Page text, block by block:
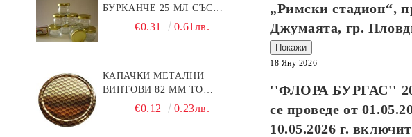
БУРКАНЧЕ 25 МЛ СЪС
ЗЛАТИСТА КАПАЧКА
€0.31 0.61лв.
КАПАЧКИ МЕТАЛНИ
ВИНТОВИ 82 ММ ТО
ПЧЕЛНА ПИТА
€0.12 0.23лв.
„Римски стадион“,
Джумаята, гр.
Покажи
18 Яну 2026
''ФЛОРА БУРГАС''
се проведе от
10.05.2026 г.